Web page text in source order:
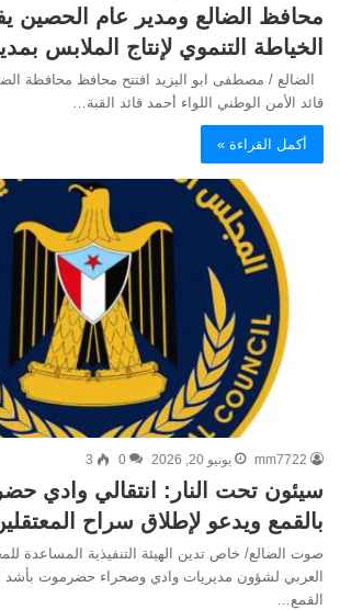
محافظ الضالع ومدير عام الحصين
الخياطة التنموي لإنتاج الملابس
الضالع / مصطفى ابو اليزيد افتتح محافظ محافظة
قائد الأمن الوطني اللواء أحمد قائد القبة…
أكمل القراءة »
mm7722 يونيو 20, 2026 0
3
سيئون تحت النار: انتقالي وادي
بالقمع ويدعو لإطلاق سراح
صوت الضالع/ خاص تدين الهيئة التنفيذية المساعدة
العربي لشؤون مديريات وادي وصحراء حضرموت بأشد
القمع…